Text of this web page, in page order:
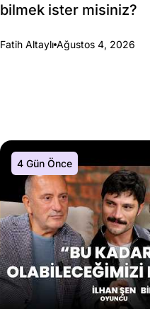
bilmek ister misiniz?
Fatih Altaylı Ağustos 4, 2026
4 Gün Önce